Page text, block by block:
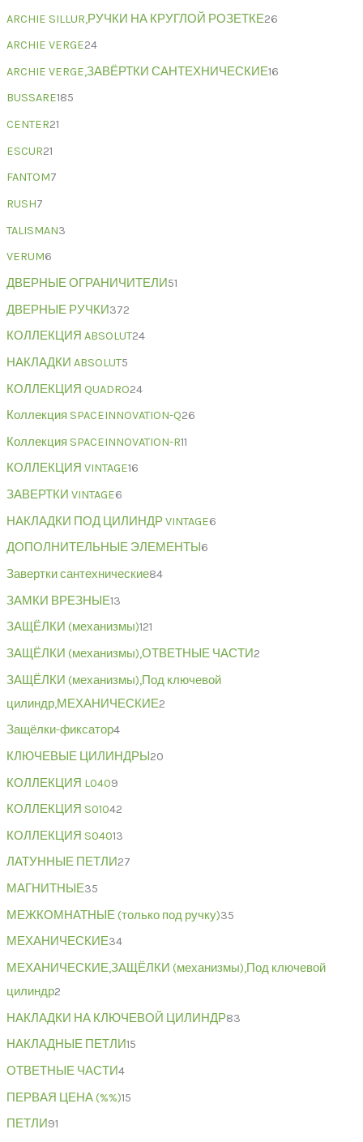
ARCHIE SILLUR,РУЧКИ НА КРУГЛОЙ РОЗЕТКЕ26
ARCHIE VERGE24
ARCHIE VERGE,ЗАВЁРТКИ САНТЕХНИЧЕСКИЕ16
BUSSARE185
CENTER21
ESCUR21
FANTOM7
RUSH7
TALISMAN3
VERUM6
ДВЕРНЫЕ ОГРАНИЧИТЕЛИ51
ДВЕРНЫЕ РУЧКИ372
КОЛЛЕКЦИЯ ABSOLUT24
НАКЛАДКИ ABSOLUT5
КОЛЛЕКЦИЯ QUADRO24
Коллекция SPACEINNOVATION-Q26
Коллекция SPACEINNOVATION-R11
КОЛЛЕКЦИЯ VINTAGE16
ЗАВЕРТКИ VINTAGE6
НАКЛАДКИ ПОД ЦИЛИНДР VINTAGE6
ДОПОЛНИТЕЛЬНЫЕ ЭЛЕМЕНТЫ 6
Завертки сантехнические84
ЗАМКИ ВРЕЗНЫЕ13
ЗАЩЁЛКИ (механизмы)121
ЗАЩЁЛКИ (механизмы),ОТВЕТНЫЕ ЧАСТИ2
ЗАЩЁЛКИ (механизмы),Под ключевой
цилиндр,МЕХАНИЧЕСКИЕ2
Защёлки-фиксатор4
КЛЮЧЕВЫЕ ЦИЛИНДРЫ 20
КОЛЛЕКЦИЯ L0409
КОЛЛЕКЦИЯ S01042
КОЛЛЕКЦИЯ S04013
ЛАТУННЫЕ ПЕТЛИ27
МАГНИТНЫЕ35
МЕЖКОМНАТНЫЕ (только под ручку)35
МЕХАНИЧЕСКИЕ34
МЕХАНИЧЕСКИЕ,ЗАЩЁЛКИ (механизмы),Под ключевой
цилиндр2
НАКЛАДКИ НА КЛЮЧЕВОЙ ЦИЛИНДР83
НАКЛАДНЫЕ ПЕТЛИ15
ОТВЕТНЫЕ ЧАСТИ4
ПЕРВАЯ ЦЕНА (%%)15
ПЕТЛИ91